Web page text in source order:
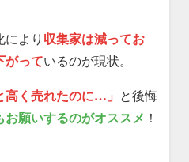
により 収集家は減ってお
がっているのが現状。
高く売れたのに…」
と後悔
お願いするのがオススメ ！